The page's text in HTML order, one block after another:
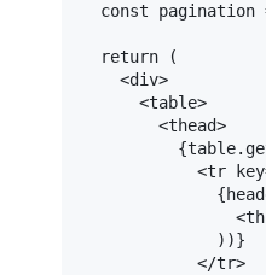
const pagination
return (
<div>
<table>
<thead>
<tr key
<th
              ))}
</tr>